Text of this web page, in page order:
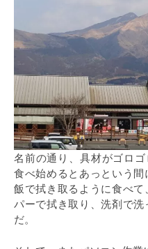
名前の通り、具材がゴロ
食べ始めるとあっという
飯で拭き取るように食べ
パーで拭き取り、洗剤で
だ。